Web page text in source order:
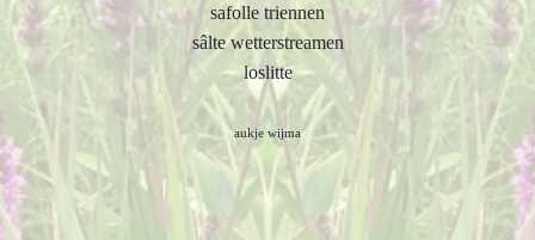
safolle triennen
sâlte wetterstreamen
loslitte
aukje wijma